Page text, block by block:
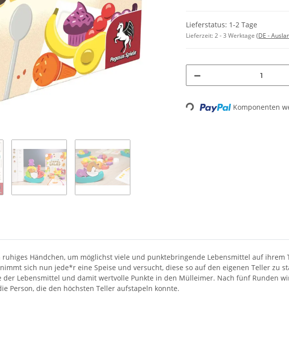
Lieferstatus: 1-2 Tage
Lieferzeit:2 - 3 Werktage (DE -
Loading... Komponenten
Händchen, um möglichst viele und punktebringende Lebensmittel auf
sich nun jede*r eine Speise und versucht, diese so auf den eigenen Teller zu
Lebensmittel und damit wertvolle Punkte in den Mülleimer. Nach fünf Runden
Person, die den höchsten Teller aufstapeln konnte.